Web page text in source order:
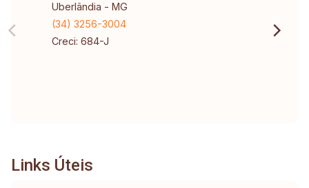
Uberlândia - MG
(34) 3256-3004
Creci: 684-J
Links Úteis